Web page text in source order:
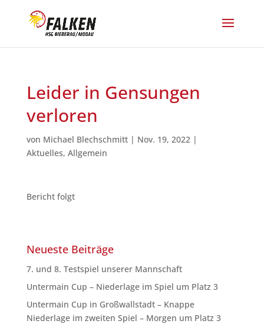
Leider in Gensungen
verloren
von Michael Blechschmitt| Nov. 19, 2022|
Aktuelles, Allgemein
Bericht folgt
Neueste Beiträge
7. und 8. Testspiel unserer Mannschaft
Untermain Cup – Niederlage im Spiel um Platz 3
Untermain Cup in Großwallstadt – Knappe
Niederlage im zweiten Spiel – Morgen um Platz 3